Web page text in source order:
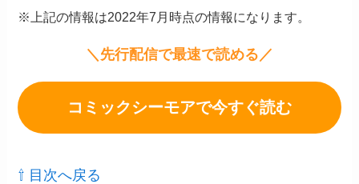
※上記の情報は2022年7月時点の情報になります。
＼先行配信で最速で読める／
コミックシーモアで今すぐ読む
⇧ 目次へ戻る